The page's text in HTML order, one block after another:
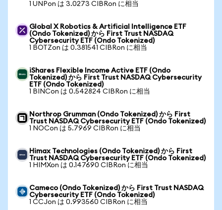
1 UNPon は 3.0273 CIBRon に相当
Global X Robotics & Artificial Intelligence ETF
(Ondo Tokenized) から First Trust NASDAQ
Cybersecurity ETF (Ondo Tokenized)
1 BOTZon は 0.381541 CIBRon に相当
iShares Flexible Income Active ETF (Ondo
Tokenized) から First Trust NASDAQ Cybersecurity
ETF (Ondo Tokenized)
1 BINCon は 0.542824 CIBRon に相当
Northrop Grumman (Ondo Tokenized) から First
Trust NASDAQ Cybersecurity ETF (Ondo Tokenized)
1 NOCon は 5.7969 CIBRon に相当
Himax Technologies (Ondo Tokenized) から First
Trust NASDAQ Cybersecurity ETF (Ondo Tokenized)
1 HIMXon は 0.147690 CIBRon に相当
Cameco (Ondo Tokenized) から First Trust NASDAQ
Cybersecurity ETF (Ondo Tokenized)
1 CCJon は 0.993560 CIBRon に相当